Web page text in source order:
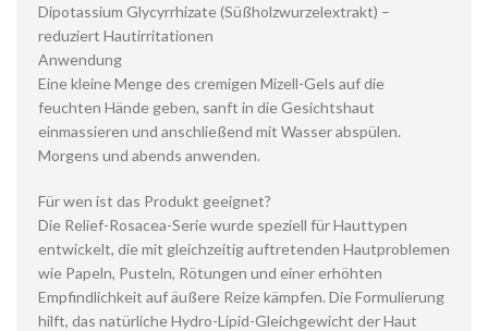
Dipotassium Glycyrrhizate (Süßholzwurzelextrakt) –
reduziert Hautirritationen
Anwendung
Eine kleine Menge des cremigen Mizell-Gels auf die
feuchten Hände geben, sanft in die Gesichtshaut
einmassieren und anschließend mit Wasser abspülen.
Morgens und abends anwenden.
Für wen ist das Produkt geeignet?
Die Relief-Rosacea-Serie wurde speziell für Hauttypen
entwickelt, die mit gleichzeitig auftretenden Hautproblemen
wie Papeln, Pusteln, Rötungen und einer erhöhten
Empfindlichkeit auf äußere Reize kämpfen. Die Formulierung
hilft, das natürliche Hydro-Lipid-Gleichgewicht der Haut